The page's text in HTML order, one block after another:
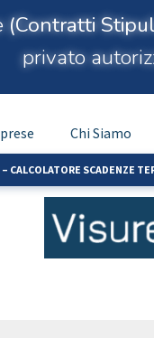
(Contratti
privato
Chi Siamo
CALCOLATORE SCADENZE